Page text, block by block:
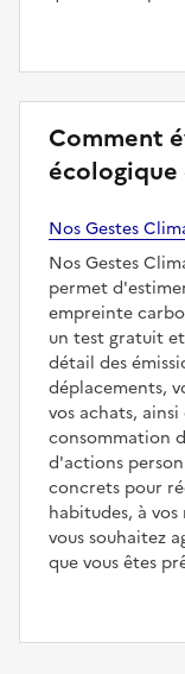
Comment
écologique
Nos Gestes
Nos Gestes
permet
empreinte
un test gratuit
détail des
déplacements,
vos achats,
consommation
d'actions
concrets pour
habitudes, à
vous souhaitez
que vous êtes